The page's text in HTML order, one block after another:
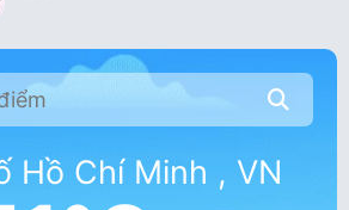
Hồ Chí Minh , VN